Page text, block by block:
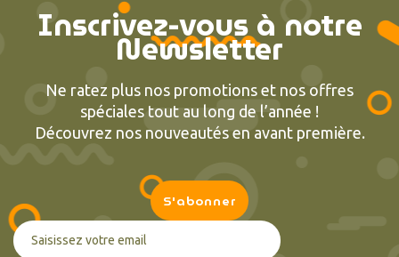
Inscrivez-vous à notre
Newsletter
Ne ratez plus nos promotions et nos offres
spéciales tout au long de l’année !
Découvrez nos nouveautés en avant première.